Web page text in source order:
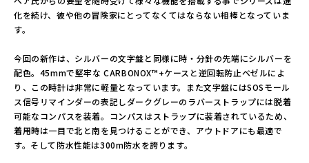
化を続け、彼や他の冒険家にとってなくてはならない相棒となっていま
す。
今回の新作は、シルバーの文字盤と同様に時・分針の先端にシルバーを
配色。45mmで堅牢な CARBONOX™+ケースと逆回転防止ベゼルによ
り、この時計は非常に軽量となっています。また文字盤にはSOSモール
ス信号リマインダーの表記しダークグレーのラバーストラップには脱着
可能なコンパスを装着。コンパスはストラップに装着されているため、
着用時は一目で北と南を見つけることができ、アウトドアにも最適で
す。そして防水性能は300m防水を誇ります。